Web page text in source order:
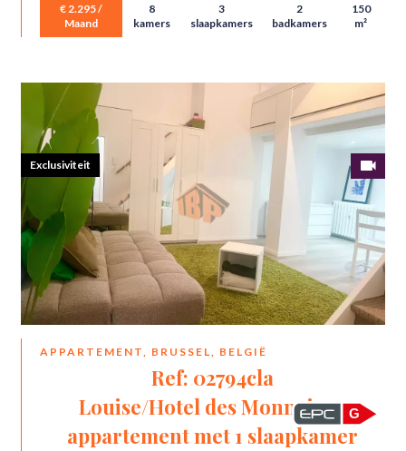
€ 2.295 /
Maand
8
kamers
3
slaapkamers
2
badkamers
150
m²
APPARTEMENT, BRUSSEL, BELGIË
Ref: 02794cla
Louise/Hotel des Monnaies -
appartement met 1 slaapkamer
Exclusiviteit
G